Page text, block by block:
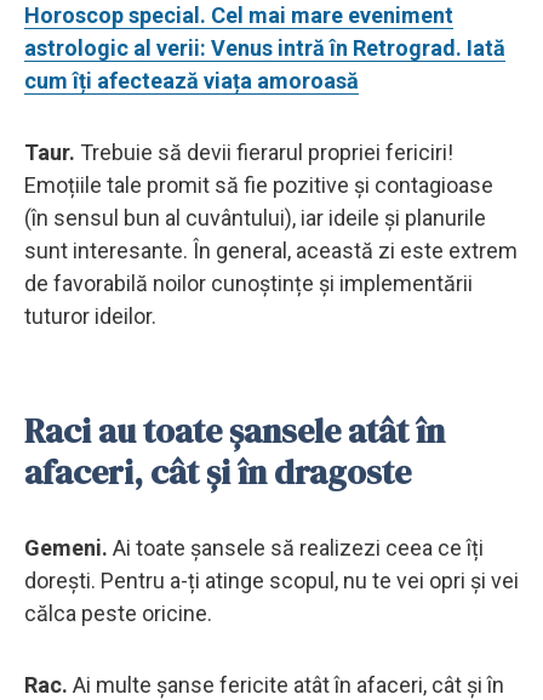
Horoscop special. Cel mai mare eveniment
astrologic al verii: Venus intră în Retrograd. Iată
cum îți afectează viața amoroasă
Taur. Trebuie să devii fierarul propriei fericiri!
Emoțiile tale promit să fie pozitive și contagioase
(în sensul bun al cuvântului), iar ideile și planurile
sunt interesante. În general, această zi este extrem
de favorabilă noilor cunoștințe și implementării
tuturor ideilor.
Raci au toate șansele atât în ​​
afaceri, cât și în dragoste
Gemeni. Ai toate șansele să realizezi ceea ce îți
dorești. Pentru a-ți atinge scopul, nu te vei opri și vei
călca peste oricine.
Rac. Ai multe șanse fericite atât în ​​afaceri, cât și în